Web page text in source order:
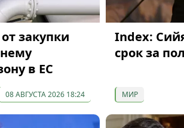
закупки
в ЕС
08 АВГУСТА 2026 18:24
Index:
срок за
МИР